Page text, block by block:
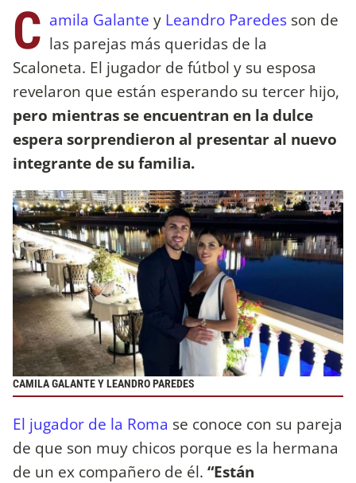
C amila Galante y Leandro Paredes son de
las parejas más queridas de la
Scaloneta. El jugador de fútbol y su esposa
revelaron que están esperando su tercer hijo,
pero mientras se encuentran en la dulce
espera sorprendieron al presentar al nuevo
integrante de su familia.
CAMILA GALANTE Y LEANDRO PAREDES
El jugador de la Roma se conoce con su pareja
de que son muy chicos porque es la hermana
de un ex compañero de él. “Están